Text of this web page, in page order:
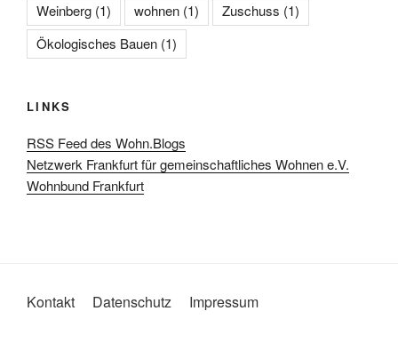
Weinberg (1) wohnen (1) Zuschuss (1)
Ökologisches Bauen (1)
LINKS
RSS Feed des Wohn.Blogs
Netzwerk Frankfurt für gemeinschaftliches Wohnen e.V.
Wohnbund Frankfurt
Kontakt Datenschutz Impressum